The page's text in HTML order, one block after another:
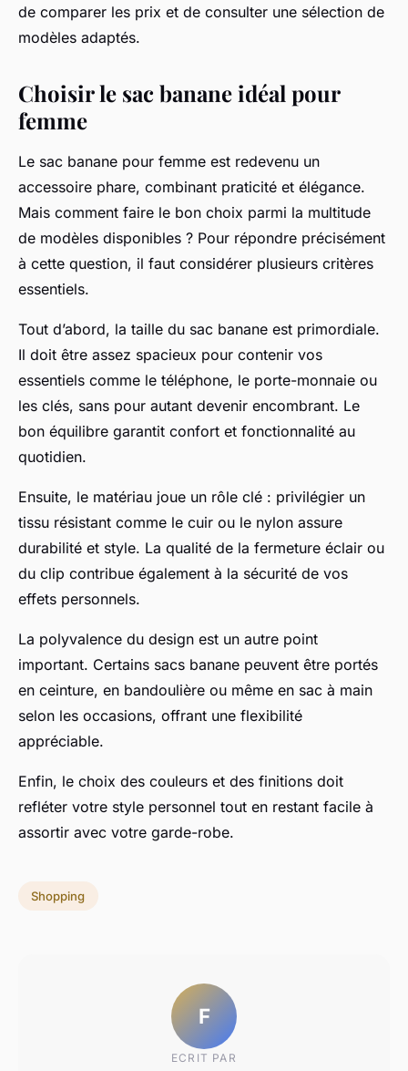
de comparer les prix et de consulter une sélection de
modèles adaptés.
Choisir le sac banane idéal pour
femme
Le sac banane pour femme est redevenu un
accessoire phare, combinant praticité et élégance.
Mais comment faire le bon choix parmi la multitude
de modèles disponibles ? Pour répondre précisément
à cette question, il faut considérer plusieurs critères
essentiels.
Tout d’abord, la taille du sac banane est primordiale.
Il doit être assez spacieux pour contenir vos
essentiels comme le téléphone, le porte-monnaie ou
les clés, sans pour autant devenir encombrant. Le
bon équilibre garantit confort et fonctionnalité au
quotidien.
Ensuite, le matériau joue un rôle clé : privilégier un
tissu résistant comme le cuir ou le nylon assure
durabilité et style. La qualité de la fermeture éclair ou
du clip contribue également à la sécurité de vos
effets personnels.
La polyvalence du design est un autre point
important. Certains sacs banane peuvent être portés
en ceinture, en bandoulière ou même en sac à main
selon les occasions, offrant une flexibilité
appréciable.
Enfin, le choix des couleurs et des finitions doit
refléter votre style personnel tout en restant facile à
assortir avec votre garde-robe.
Shopping
F
ECRIT PAR